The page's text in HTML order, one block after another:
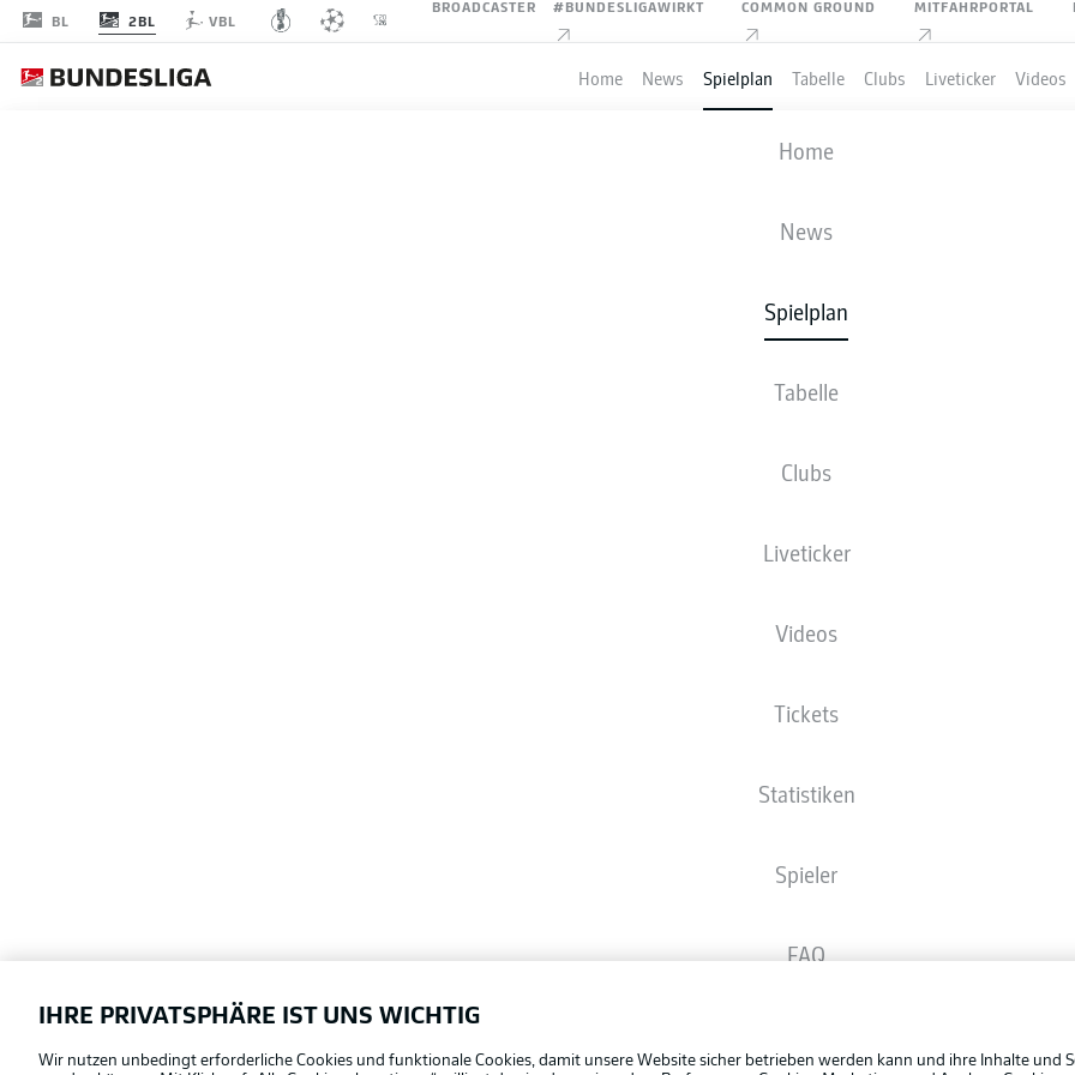
BL 2BL VBL
BROADCASTER #BUNDESLIGAWIRKT COMMON GROUND MITFAHRPORTAL
Home News Spielplan Tabelle Clubs Liveticker Videos
Home
News
Spielplan
Tabelle
Clubs
Liveticker
Videos
Tickets
Statistiken
Spieler
FAQ
SV DARMSTADT 98
AUFSTELLUNGEN
Die Startaufstellung wird 60 Minuten vor Anpfiff veröffentlicht.
Football as it's meant to be
IHRE PRIVATSPHÄRE IST UNS WICHTIG
Wir nutzen unbedingt erforderliche Cookies und funktionale Cookies, damit unsere Website sicher betrieben werden kann und ihre Inhalte und